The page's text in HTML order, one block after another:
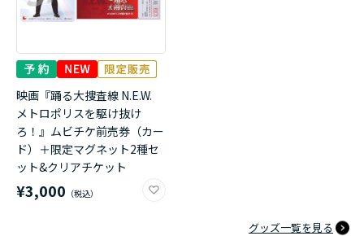
映画『踊る大捜査線 N.E.W.
メトロポリスを駆け抜け
ろ！』ムビチケ前売券（カー
ド）＋限定マグネット2種セ
ット&クリアチケット
¥3,000
グッズ一覧を見る